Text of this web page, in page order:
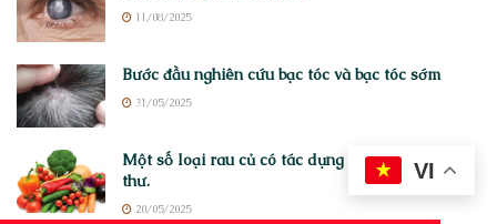
11/08/2025
Bước đầu nghiên cứu bạc tóc và bạc tóc sớm
31/05/2025
Một số loại rau củ có tác dụng hỗ trợ chữa ung
thư.
20/05/2025
VI